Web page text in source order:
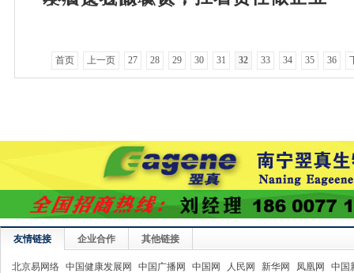
首页 上一页 27 28 29 30 31 32 33 34 35 36
友情链接 企业合作 其他链接
北京易网络 中国健康发展网 中国广播网 中国网 人民网 新华网 凤凰网 中国